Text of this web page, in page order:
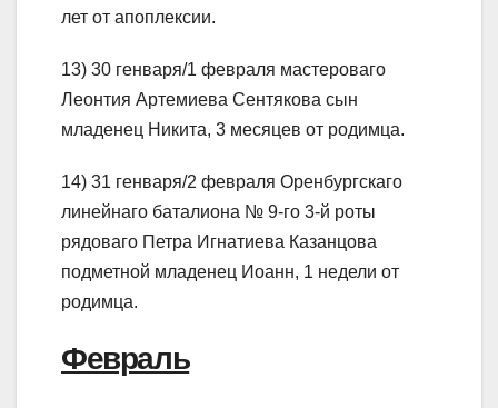
лет от апоплексии.
13) 30 генваря/1 февраля мастероваго
Леонтия Артемиева Сентякова сын
младенец Никита, 3 месяцев от родимца.
14) 31 генваря/2 февраля Оренбургскаго
линейнаго баталиона № 9-го 3-й роты
рядоваго Петра Игнатиева Казанцова
подметной младенец Иоанн, 1 недели от
родимца.
Февраль